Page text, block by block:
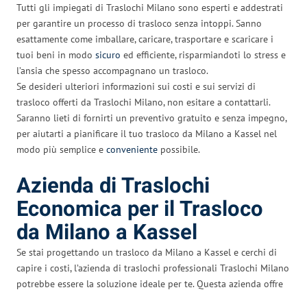
Tutti gli impiegati di Traslochi Milano sono esperti e addestrati
per garantire un processo di trasloco senza intoppi. Sanno
esattamente come imballare, caricare, trasportare e scaricare i
tuoi beni in modo sicuro ed efficiente, risparmiandoti lo stress e
l’ansia che spesso accompagnano un trasloco.
Se desideri ulteriori informazioni sui costi e sui servizi di
trasloco offerti da Traslochi Milano, non esitare a contattarli.
Saranno lieti di fornirti un preventivo gratuito e senza impegno,
per aiutarti a pianificare il tuo trasloco da Milano a Kassel nel
modo più semplice e conveniente possibile.
Azienda di Traslochi
Economica per il Trasloco
da Milano a Kassel
Se stai progettando un trasloco da Milano a Kassel e cerchi di
capire i costi, l’azienda di traslochi professionali Traslochi Milano
potrebbe essere la soluzione ideale per te. Questa azienda offre